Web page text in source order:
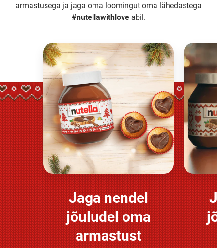
armastusega ja jaga oma loomingut oma lähedastega
#nutellawithloveabil.
Avasta rohkem
Jaga nendel
jõuludel oma
armastust